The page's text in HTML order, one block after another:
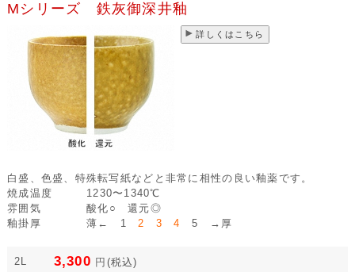
Mシリーズ 鉄灰御深井釉
詳しくはこちら
白盛、色盛、特殊転写紙などと非常に相性の良い釉薬です。
焼成温度
1230〜1340℃
雰囲気
酸化○ 還元◎
釉掛厚
薄← 12 3 4 5 →厚
2L 3,300 円 (税込)